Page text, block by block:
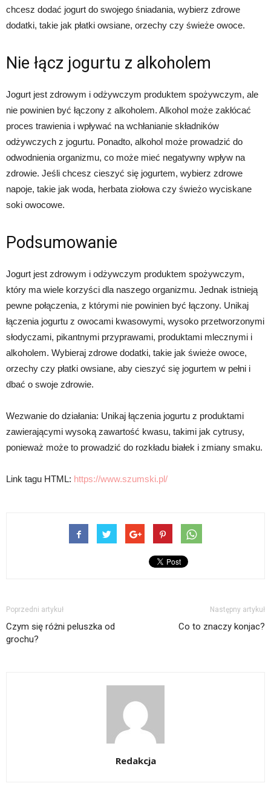
chcesz dodać jogurt do swojego śniadania, wybierz zdrowe
dodatki, takie jak płatki owsiane, orzechy czy świeże owoce.
Nie łącz jogurtu z alkoholem
Jogurt jest zdrowym i odżywczym produktem spożywczym, ale
nie powinien być łączony z alkoholem. Alkohol może zakłócać
proces trawienia i wpływać na wchłanianie składników
odżywczych z jogurtu. Ponadto, alkohol może prowadzić do
odwodnienia organizmu, co może mieć negatywny wpływ na
zdrowie. Jeśli chcesz cieszyć się jogurtem, wybierz zdrowe
napoje, takie jak woda, herbata ziołowa czy świeżo wyciskane
soki owocowe.
Podsumowanie
Jogurt jest zdrowym i odżywczym produktem spożywczym,
który ma wiele korzyści dla naszego organizmu. Jednak istnieją
pewne połączenia, z którymi nie powinien być łączony. Unikaj
łączenia jogurtu z owocami kwasowymi, wysoko przetworzonymi
słodyczami, pikantnymi przyprawami, produktami mlecznymi i
alkoholem. Wybieraj zdrowe dodatki, takie jak świeże owoce,
orzechy czy płatki owsiane, aby cieszyć się jogurtem w pełni i
dbać o swoje zdrowie.
Wezwanie do działania: Unikaj łączenia jogurtu z produktami
zawierającymi wysoką zawartość kwasu, takimi jak cytrusy,
ponieważ może to prowadzić do rozkładu białek i zmiany smaku.
Link tagu HTML: https://www.szumski.pl/
Poprzedni artykuł
Czym się różni peluszka od
grochu?
Następny artykuł
Co to znaczy konjac?
Redakcja